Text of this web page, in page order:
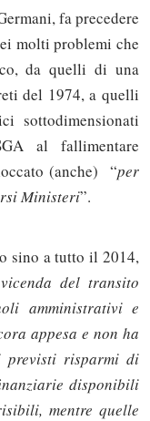
fa precedere
molti problemi che
da quelli di una
del 1974, a quelli
sottodimensionati
al fallimentare
(anche) “per
Ministeri”.
sino a tutto il 2014,
del transito
amministrativi e
appesa e non ha
previsti risparmi di
disponibili
mentre quelle